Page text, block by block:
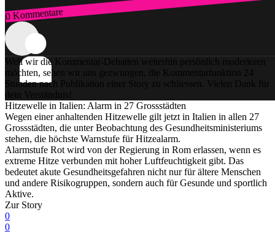
0 Kommentare
Zum Login
Weil wir die Kommentar-Debatten weiterhin persönlich moderieren
möchten, sehen wir uns gezwungen, die Kommentarfunktion 24
Stunden nach Publikation einer Story zu schliessen. Vielen Dank für
dein Verständnis!
Hitzewelle in Italien: Alarm in 27 Grossstädten
Wegen einer anhaltenden Hitzewelle gilt jetzt in Italien in allen 27
Grossstädten, die unter Beobachtung des Gesundheitsministeriums
stehen, die höchste Warnstufe für Hitzealarm.
Alarmstufe Rot wird von der Regierung in Rom erlassen, wenn es
extreme Hitze verbunden mit hoher Luftfeuchtigkeit gibt. Das
bedeutet akute Gesundheitsgefahren nicht nur für ältere Menschen
und andere Risikogruppen, sondern auch für Gesunde und sportlich
Aktive.
Zur Story
0
0